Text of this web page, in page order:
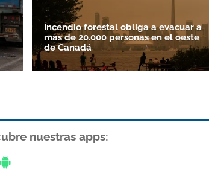
Incendio forestal obliga a evacuar a
más de 20.000 personas en el oeste
de Canadá
nuestras apps: